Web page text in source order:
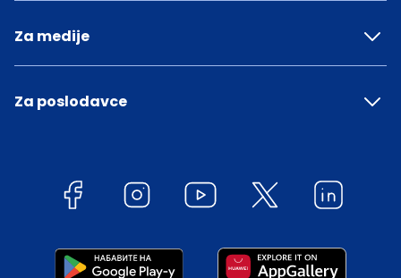
Za medije
Za poslodavce